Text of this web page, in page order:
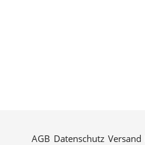
AGB Datenschutz Versand